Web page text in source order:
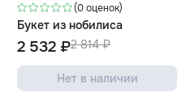
(0 оценок)
Букет из нобилиса
2 814 ₽
2 532 ₽
Нет в наличии